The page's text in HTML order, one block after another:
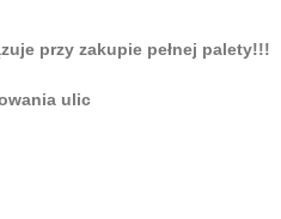
przy zakupie pełnej palety!!!
ulic